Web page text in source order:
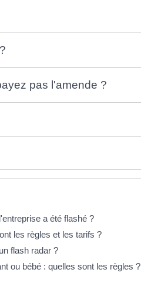
pas l'amende ?
a été flashé ?
les règles et les tarifs ?
flash radar ?
ou bébé : quelles sont les règles ?